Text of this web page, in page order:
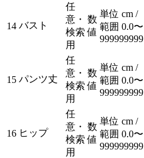
14 バスト
任
意・
検索
用
数
値
単位 cm /
範囲 0.0〜
999999999
15 パンツ丈
任
意・
検索
用
数
値
単位 cm /
範囲 0.0〜
999999999
16 ヒップ
任
意・
検索
用
数
値
単位 cm /
範囲 0.0〜
999999999